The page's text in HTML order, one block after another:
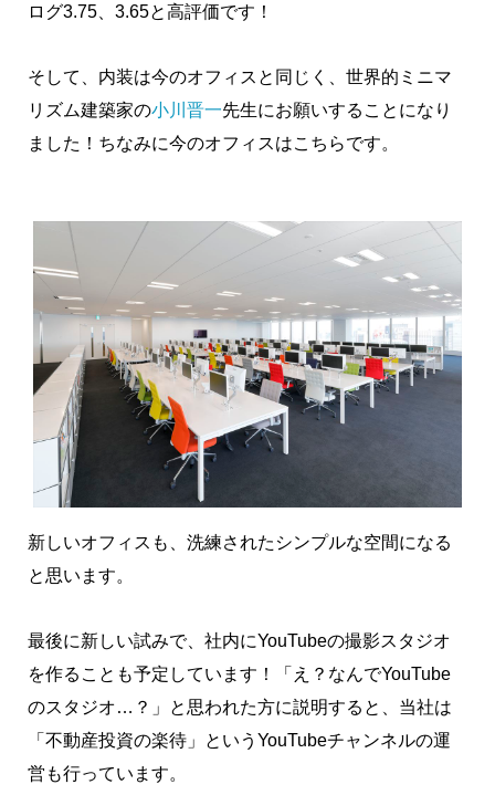
ログ3.75、3.65と高評価です！
そして、内装は今のオフィスと同じく、世界的ミニマ
リズム建築家の小川晋一先生にお願いすることになり
ました！ちなみに今のオフィスはこちらです。
新しいオフィスも、洗練されたシンプルな空間になる
と思います。
最後に新しい試みで、社内にYouTubeの撮影スタジオ
を作ることも予定しています！「え？なんでYouTube
のスタジオ…？」と思われた方に説明すると、当社は
「不動産投資の楽待」というYouTubeチャンネルの運
営も行っています。